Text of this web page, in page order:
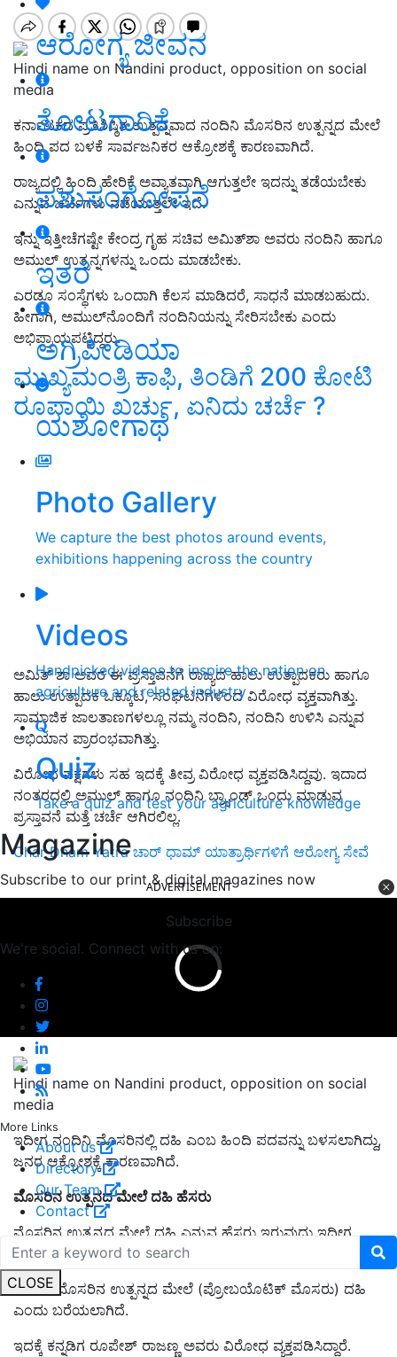
ಆರೋಗ್ಯ ಜೀವನ
ತೋಟಗಾರಿಕೆ
ಪಶುಸಂಗೋಪನೆ
ಇತರೆ
ಅಗ್ರಿಪೀಡಿಯಾ
ಯಶೋಗಾಥೆ
Photo Gallery
We capture the best photos around events,
exhibitions happening across the country
Videos
Handpicked videos to inspire the nation on
agriculture and related industry
Quiz
Take a quiz and test your agriculture knowledge
Magazine
Subscribe to our print & digital magazines now
Subscribe
We're social. Connect with us on:
More Links
About us
Directory
Our Team
Contact
CLOSE
Hindi name on Nandini product, opposition on social
media
ಕರ್ನಾಟಕದ ಪ್ರತಿಶಿಷ್ಠಿತ ಉತ್ಪನ್ನವಾದ ನಂದಿನಿ ಮೊಸರಿನ ಉತ್ಪನ್ನದ ಮೇಲೆ
ಹಿಂದಿ ಪದ ಬಳಕೆ ಸಾರ್ವಜನಿಕರ ಆಕ್ರೋಶಕ್ಕೆ ಕಾರಣವಾಗಿದೆ.
ರಾಜ್ಯದಲ್ಲಿ ಹಿಂದಿ ಹೇರಿಕೆ ಅವ್ಯಾತವಾಗಿ ಆಗುತ್ತಲೇ ಇದನ್ನು ತಡೆಯಬೇಕು
ಎನ್ನುವ ಚರ್ಚೆಗಳು ನಡೆಯುತ್ತಲೇ ಇದೆ.
ಇನ್ನು ಇತ್ತೀಚೆಗಷ್ಟೇ ಕೇಂದ್ರ ಗೃಹ ಸಚಿವ ಅಮಿತ್‌ಶಾ ಅವರು ನಂದಿನಿ ಹಾಗೂ
ಅಮುಲ್‌ ಉತ್ಪನ್ನಗಳನ್ನು ಒಂದು ಮಾಡಬೇಕು.
ಎರಡೂ ಸಂಸ್ಥೆಗಳು ಒಂದಾಗಿ ಕೆಲಸ ಮಾಡಿದರೆ, ಸಾಧನೆ ಮಾಡಬಹುದು.
ಹೀಗಾಗಿ, ಅಮುಲ್‌ನೊಂದಿಗೆ ನಂದಿನಿಯನ್ನು ಸೇರಿಸಬೇಕು ಎಂದು
ಅಭಿಪ್ರಾಯಪಟ್ಟಿದ್ದರು.
ಮುಖ್ಯಮಂತ್ರಿ ಕಾಫಿ, ತಿಂಡಿಗೆ 200 ಕೋಟಿ
ರೂಪಾಯಿ ಖರ್ಚು, ಏನಿದು ಚರ್ಚೆ ?
ಅಮಿತ್‌ ಶಾ ಅವರ ಈ ಪ್ರಸ್ತಾವನೆಗೆ ರಾಜ್ಯದ ಹಾಲು ಉತ್ಪಾದಕರು ಹಾಗೂ
ಹಾಲು ಉತ್ಪಾದಕ ಒಕ್ಕೂಟ, ಸಂಘಟನೆಗಳಿಂದ ವಿರೋಧ ವ್ಯಕ್ತವಾಗಿತ್ತು.
ಸಾಮಾಜಿಕ ಜಾಲತಾಣಗಳಲ್ಲೂ ನಮ್ಮ ನಂದಿನಿ, ನಂದಿನಿ ಉಳಿಸಿ ಎನ್ನುವ
ಅಭಿಯಾನ ಪ್ರಾರಂಭವಾಗಿತ್ತು.
ವಿರೋಧ ಪಕ್ಷಗಳು ಸಹ ಇದಕ್ಕೆ ತೀವ್ರ ವಿರೋಧ ವ್ಯಕ್ತಪಡಿಸಿದ್ದವು. ಇದಾದ
ನಂತರದಲ್ಲಿ ಅಮುಲ್‌ ಹಾಗೂ ನಂದಿನಿ ಬ್ರ್ಯಾಂಡ್‌ ಒಂದು ಮಾಡುವ
ಪ್ರಸ್ತಾವನೆ ಮತ್ತೆ ಚರ್ಚೆ ಆಗಿರಲಿಲ್ಲ.
Char Dham Yatra ಚಾರ್ ಧಾಮ್ ಯಾತ್ರಾರ್ಥಿಗಳಿಗೆ ಆರೋಗ್ಯ ಸೇವೆ
ADVERTISEMENT
Hindi name on Nandini product, opposition on social
media
ಇದೀಗ ನಂದಿನಿ ಮೊಸರಿನಲ್ಲಿ ದಹಿ ಎಂಬ ಹಿಂದಿ ಪದವನ್ನು ಬಳಸಲಾಗಿದ್ದು,
ಜನರ ಆಕ್ರೋಶಕ್ಕೆ ಕಾರಣವಾಗಿದೆ.
ಮೊಸರಿನ ಉತ್ಪನದ ಮೇಲೆ ದಹಿ ಹೆಸರು
ಮೊಸರಿನ ಉತ್ಪನ್ನದ ಮೇಲೆ ದಹಿ ಎನ್ನುವ ಹೆಸರು ಇರುವುದು ಇದೀಗ
ಜನರ ಆಕ್ರೋಶಕ್ಕೆ ಕಾರಣವಾಗಿದೆ.
ನಂದಿನಿ ಮೊಸರಿನ ಉತ್ಪನ್ನದ ಮೇಲೆ (ಪ್ರೋಬಯೊಟಿಕ್‌ ಮೊಸರು) ದಹಿ
ಎಂದು ಬರೆಯಲಾಗಿದೆ.
ಇದಕ್ಕೆ ಕನ್ನಡಿಗ ರೂಪೇಶ್‌ ರಾಜಣ್ಣ ಅವರು ವಿರೋಧ ವ್ಯಕ್ತಪಡಿಸಿದ್ದಾರೆ.